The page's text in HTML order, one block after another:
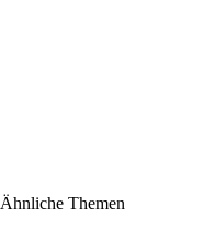
Ähnliche Themen